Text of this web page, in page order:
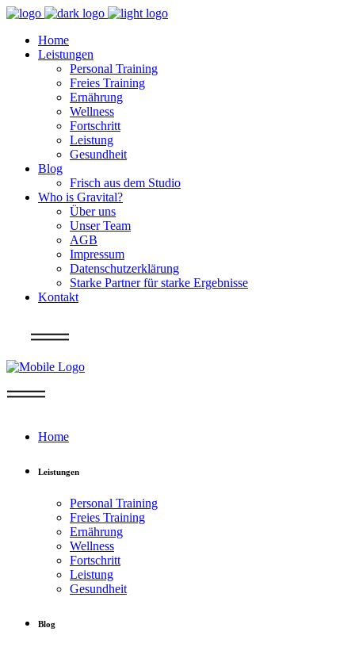
Home
Leistungen
Personal Training
Freies Training
Ernährung
Wellness
Fortschritt
Leistung
Gesundheit
Blog
Frisch aus dem Studio
Who is Gravital?
Über uns
Unser Team
AGB
Impressum
Datenschutzerklärung
Starke Partner für starke Ergebnisse
Kontakt
Home
Leistungen
Personal Training
Freies Training
Ernährung
Wellness
Fortschritt
Leistung
Gesundheit
Blog